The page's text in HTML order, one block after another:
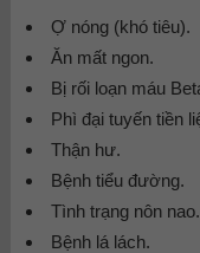
Ợ nóng (khó tiêu).
Ăn mất ngon.
Bị rối loạn máu
Phì đại tuyến tiền
Thận hư.
Bệnh tiểu đường.
Tình trạng nôn nao.
Bệnh lá lách.